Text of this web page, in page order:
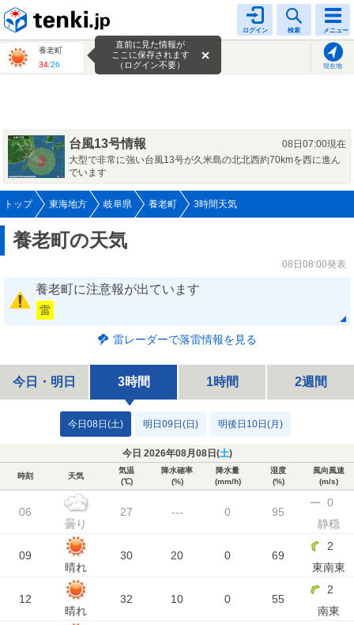
ログイン 検索 メニュー
養老町
34/26 現在地
直前に見た情報が
ここに保存されます
（ログイン不要）
台風13号情報
08日07:00現在
大型で非常に強い台風13号が久米島の北北西約70kmを西に進ん
でいます
トップ 東海地方 岐阜県 養老町 3時間天気
養老町の天気
08日08:00発表
養老町に注意報が出ています
雷
雷レーダーで落雷情報を見る
今日・明日 3時間 1時間 2週間
今日08日(土) 明日09日(日) 明後日10日(月)
今日 2026年08月08日(土)
時刻 天気
気温
(℃)
降水確率
(%)
降水量
(mm/h)
湿度
(%)
風向風速
(m/s)
06
曇り
27 --- 0 95
0
静穏
09
晴れ
30 20 0 69
2
東南東
12
晴れ
32 10 0 55
2
南東